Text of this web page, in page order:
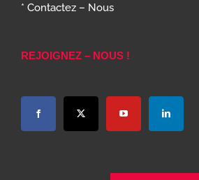
* Contactez – Nous
REJOIGNEZ – NOUS !